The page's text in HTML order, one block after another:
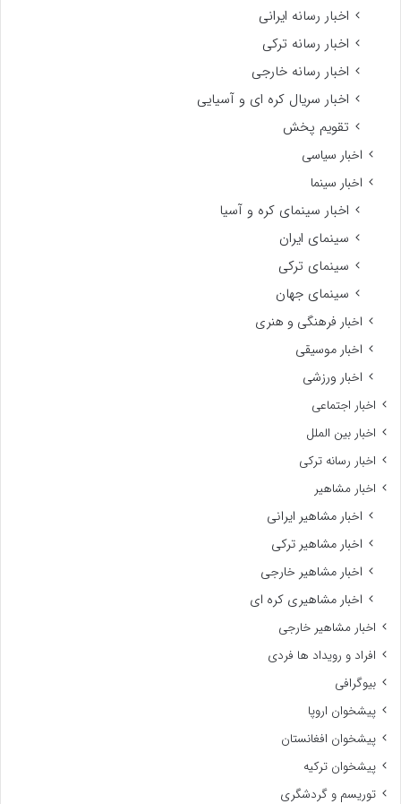
اخبار رسانه ایرانی
اخبار رسانه ترکی
اخبار رسانه خارجی
اخبار سریال کره ای و آسیایی
تقویم پخش
اخبار سیاسی
اخبار سینما
اخبار سینمای کره و آسیا
سینمای ایران
سینمای ترکی
سینمای جهان
اخبار فرهنگی و هنری
اخبار موسیقی
اخبار ورزشی
اخبار اجتماعی
اخبار بین الملل
اخبار رسانه ترکی
اخبار مشاهیر
اخبار مشاهیر ایرانی
اخبار مشاهیر ترکی
اخبار مشاهیر خارجی
اخبار مشاهیری کره ای
اخبار مشاهیر خارجی
افراد و رویداد ها فردی
بیوگرافی
پیشخوان اروپا
پیشخوان افغانستان
پیشخوان ترکیه
توریسم و گردشگری